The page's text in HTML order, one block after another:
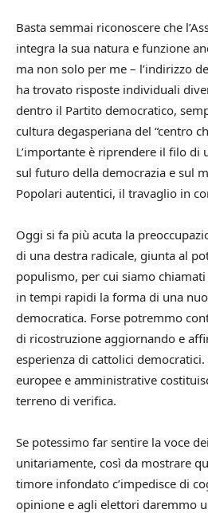
Basta semmai riconoscere che
integra la sua natura e funzione
ma non solo per me – l’indirizzo
ha trovato risposte individuali
dentro il Partito democratico,
cultura degasperiana del “centro
L’importante è riprendere il filo di
sul futuro della democrazia e sul
Popolari autentici, il travaglio in
Oggi si fa più acuta la
di una destra radicale, giunta al
populismo, per cui siamo
in tempi rapidi la forma di una
democratica. Forse potremmo
di ricostruzione aggiornando e
esperienza di cattolici
europee e amministrative
terreno di verifica.
Se potessimo far sentire la voce
unitariamente, così da mostrare
timore infondato c’impedisce di
opinione e agli elettori daremmo